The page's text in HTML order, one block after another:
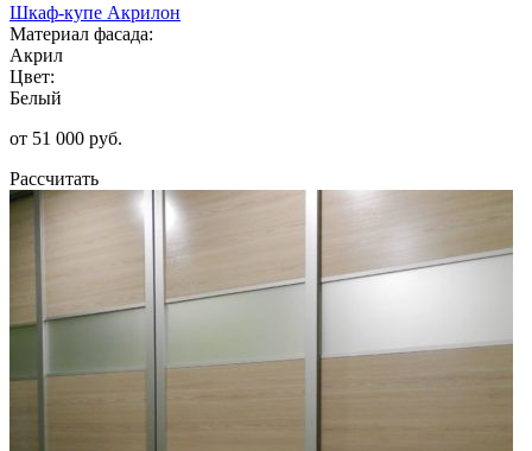
Шкаф-купе Акрилон
Материал фасада:
Акрил
Цвет:
Белый
от 51 000 руб.
Рассчитать